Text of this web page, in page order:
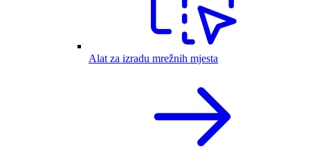
Alat za izradu mrežnih mjesta